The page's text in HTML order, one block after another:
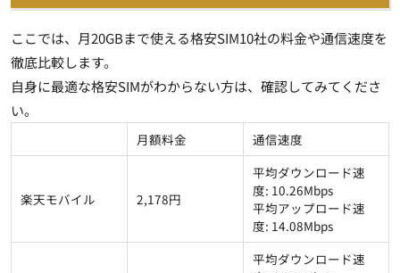
ここでは、月20GBまで使える格安SIM10社の料金や通信速度を
徹底比較します。
自身に最適な格安SIMがわからない方は、確認してみてくださ
い。
月額料金 通信速度
楽天モバイル 2,178円
平均ダウンロード速
度: 10.26Mbps
平均アップロード速
度: 14.08Mbps
平均ダウンロード速